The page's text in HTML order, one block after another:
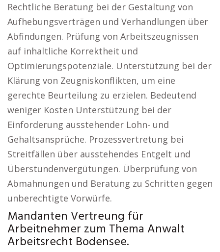
Rechtliche Beratung bei der Gestaltung von
Aufhebungsverträgen und Verhandlungen über
Abfindungen. Prüfung von Arbeitszeugnissen
auf inhaltliche Korrektheit und
Optimierungspotenziale. Unterstützung bei der
Klärung von Zeugniskonflikten, um eine
gerechte Beurteilung zu erzielen. Bedeutend
weniger Kosten Unterstützung bei der
Einforderung ausstehender Lohn- und
Gehaltsansprüche. Prozessvertretung bei
Streitfällen über ausstehendes Entgelt und
Überstundenvergütungen. Überprüfung von
Abmahnungen und Beratung zu Schritten gegen
unberechtigte Vorwürfe.
Mandanten Vertreung für
Arbeitnehmer zum Thema Anwalt
Arbeitsrecht Bodensee.